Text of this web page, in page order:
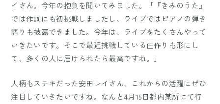
イさん。今年の抱負を聞いてみました。「『きみのうた』
では作詞にも初挑戦しましたし、ライブではピアノの弾き
語りも披露できました。今年は、ライブをたくさんやって
いきたいです。そこで最近挑戦している曲作りも形にし
て、多くの人に届けられたら最高ですね。」
人柄もステキだった安田レイさん、これからの活躍にぜひ
注目していきたいですね。なんと4月15日都内某所にて行